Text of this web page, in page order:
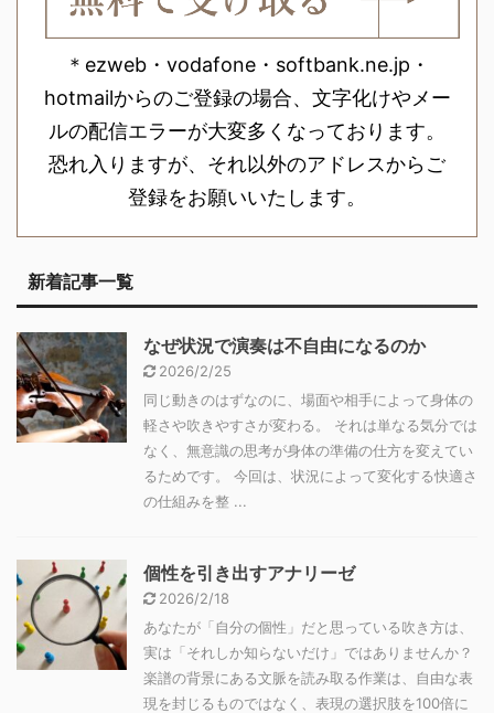
＊ezweb・vodafone・softbank.ne.jp・
hotmailからのご登録の場合、文字化けやメー
ルの配信エラーが大変多くなっております。
恐れ入りますが、それ以外のアドレスからご
登録をお願いいたします。
新着記事一覧
なぜ状況で演奏は不自由になるのか
2026/2/25
同じ動きのはずなのに、場面や相手によって身体の
軽さや吹きやすさが変わる。 それは単なる気分では
なく、無意識の思考が身体の準備の仕方を変えてい
るためです。 今回は、状況によって変化する快適さ
の仕組みを整 ...
個性を引き出すアナリーゼ
2026/2/18
あなたが「自分の個性」だと思っている吹き方は、
実は「それしか知らないだけ」ではありませんか？
楽譜の背景にある文脈を読み取る作業は、自由な表
現を封じるものではなく、表現の選択肢を100倍に